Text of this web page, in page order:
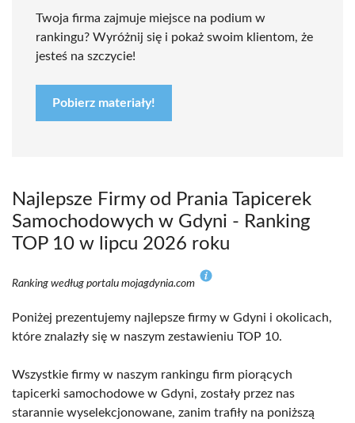
Twoja firma zajmuje miejsce na podium w
rankingu? Wyróżnij się i pokaż swoim klientom, że
jesteś na szczycie!
Pobierz materiały!
Najlepsze Firmy od Prania Tapicerek
Samochodowych w Gdyni - Ranking
TOP 10 w lipcu 2026 roku
Ranking według portalu mojagdynia.com
Poniżej prezentujemy najlepsze firmy w Gdyni i okolicach,
które znalazły się w naszym zestawieniu TOP 10.
Wszystkie firmy w naszym rankingu firm piorących
tapicerki samochodowe w Gdyni, zostały przez nas
starannie wyselekcjonowane, zanim trafiły na poniższą